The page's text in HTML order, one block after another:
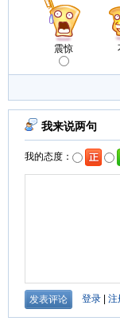
震惊